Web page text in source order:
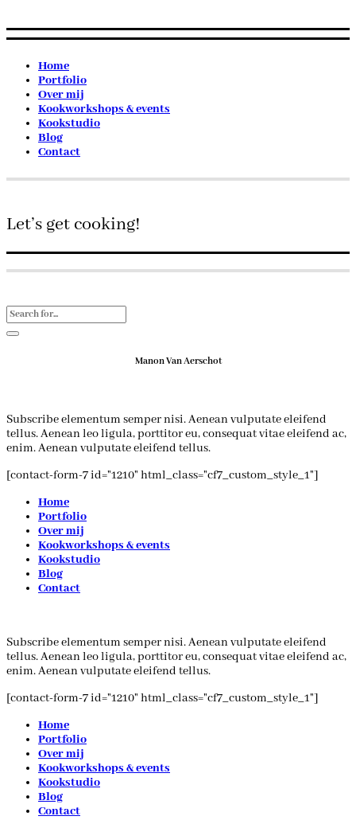
Home
Portfolio
Over mij
Kookworkshops & events
Kookstudio
Blog
Contact
Let’s get cooking!
Manon Van Aerschot
Subscribe elementum semper nisi. Aenean vulputate eleifend
tellus. Aenean leo ligula, porttitor eu, consequat vitae eleifend ac,
enim. Aenean vulputate eleifend tellus.
[contact-form-7 id="1210" html_class="cf7_custom_style_1"]
Home
Portfolio
Over mij
Kookworkshops & events
Kookstudio
Blog
Contact
Subscribe elementum semper nisi. Aenean vulputate eleifend
tellus. Aenean leo ligula, porttitor eu, consequat vitae eleifend ac,
enim. Aenean vulputate eleifend tellus.
[contact-form-7 id="1210" html_class="cf7_custom_style_1"]
Home
Portfolio
Over mij
Kookworkshops & events
Kookstudio
Blog
Contact